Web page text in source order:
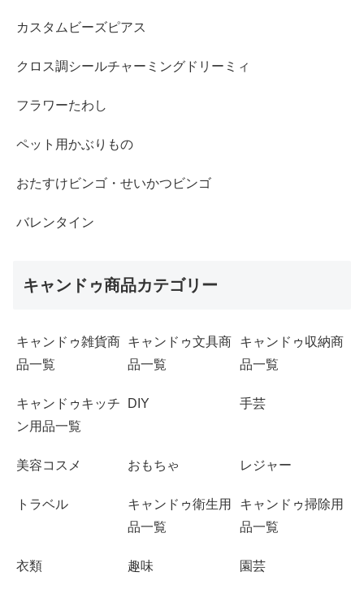
カスタムビーズピアス
クロス調シールチャーミングドリーミィ
フラワーたわし
ペット用かぶりもの
おたすけビンゴ・せいかつビンゴ
バレンタイン
キャンドゥ商品カテゴリー
キャンドゥ雑貨商
品一覧
キャンドゥ文具商
品一覧
キャンドゥ収納商
品一覧
キャンドゥキッチ
ン用品一覧
DIY 手芸
美容コスメ おもちゃ レジャー
トラベル
キャンドゥ衛生用
品一覧
キャンドゥ掃除用
品一覧
衣類 趣味 園芸